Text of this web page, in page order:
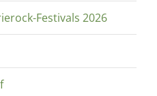
Festivals 2026